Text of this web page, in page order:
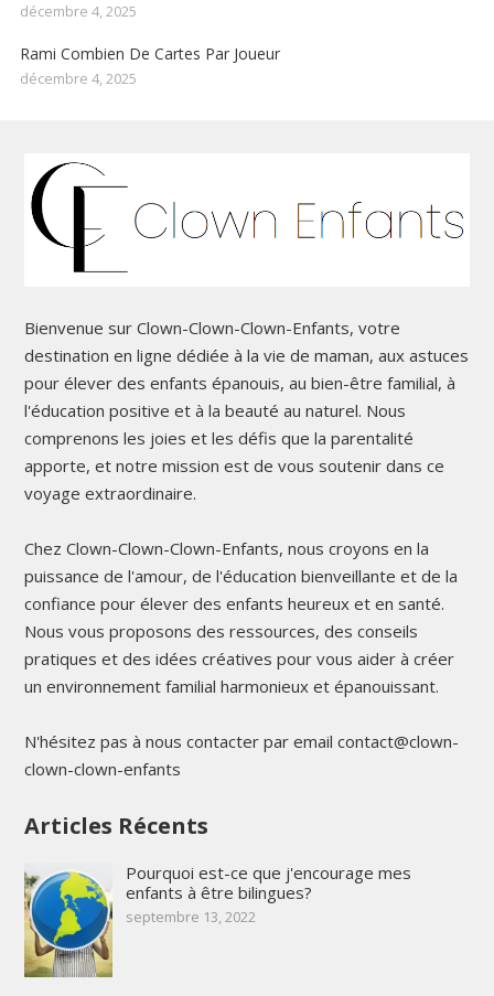
décembre 4, 2025
Rami Combien De Cartes Par Joueur
décembre 4, 2025
Bienvenue sur Clown-Clown-Clown-Enfants, votre
destination en ligne dédiée à la vie de maman, aux astuces
pour élever des enfants épanouis, au bien-être familial, à
l'éducation positive et à la beauté au naturel. Nous
comprenons les joies et les défis que la parentalité
apporte, et notre mission est de vous soutenir dans ce
voyage extraordinaire.
Chez Clown-Clown-Clown-Enfants, nous croyons en la
puissance de l'amour, de l'éducation bienveillante et de la
confiance pour élever des enfants heureux et en santé.
Nous vous proposons des ressources, des conseils
pratiques et des idées créatives pour vous aider à créer
un environnement familial harmonieux et épanouissant.
N'hésitez pas à nous contacter par email contact@clown-
clown-clown-enfants
Articles Récents
Pourquoi est-ce que j'encourage mes
enfants à être bilingues?
septembre 13, 2022